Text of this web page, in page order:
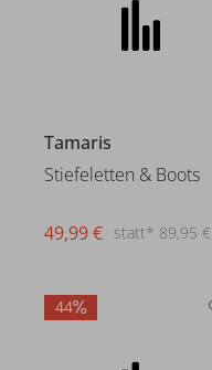
Tamaris
Stiefeletten & Boots
statt* 89,95 €
49,99 €
44